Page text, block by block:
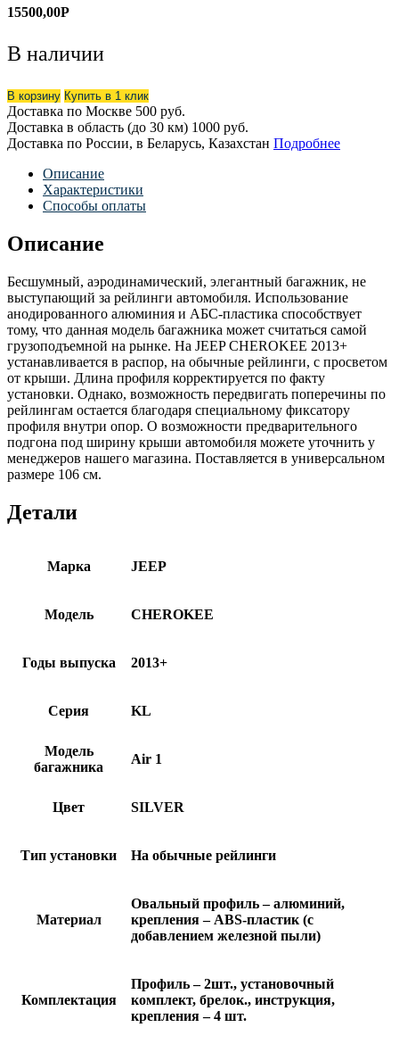
15500,00Р
В наличии
В корзину Купить в 1 клик
Доставка по Москве 500 руб.
Доставка в область (до 30 км) 1000 руб.
Доставка по России, в Беларусь, Казахстан Подробнее
Описание
Характеристики
Способы оплаты
Описание
Бесшумный, аэродинамический, элегантный багажник, не
выступающий за рейлинги автомобиля. Использование
анодированного алюминия и АБС-пластика способствует
тому, что данная модель багажника может считаться самой
грузоподъемной на рынке. На JEEP CHEROKEE 2013+
устанавливается в распор, на обычные рейлинги, с просветом
от крыши. Длина профиля корректируется по факту
установки. Однако, возможность передвигать поперечины по
рейлингам остается благодаря специальному фиксатору
профиля внутри опор. О возможности предварительного
подгона под ширину крыши автомобиля можете уточнить у
менеджеров нашего магазина. Поставляется в универсальном
размере 106 см.
Детали
Марка JEEP
Модель CHEROKEE
Годы выпуска 2013+
Серия KL
Модель
багажника
Air 1
Цвет SILVER
Тип установки На обычные рейлинги
Материал
Овальный профиль – алюминий,
крепления – ABS-пластик (с
добавлением железной пыли)
Комплектация
Профиль – 2шт., установочный
комплект, брелок., инструкция,
крепления – 4 шт.